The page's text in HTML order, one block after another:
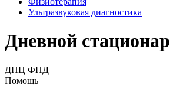
Ультразвуковая диагностика
Дневной стационар
ДНЦ ФПД
Помощь